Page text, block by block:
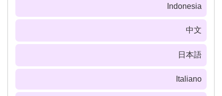
Indonesia
中文
日本語
Italiano